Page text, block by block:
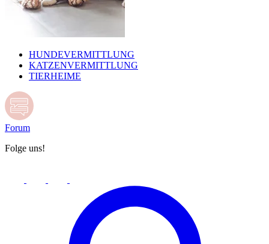
HUNDEVERMITTLUNG
KATZENVERMITTLUNG
TIERHEIME
Forum
Folge uns!